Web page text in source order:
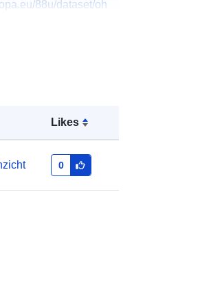
Likes
0
88u/dataset/oh